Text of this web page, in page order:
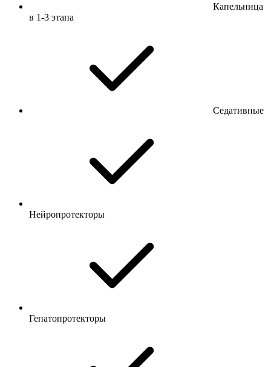
Капельница
в 1-3 этапа
Седативные
Нейропротекторы
Гепатопротекторы